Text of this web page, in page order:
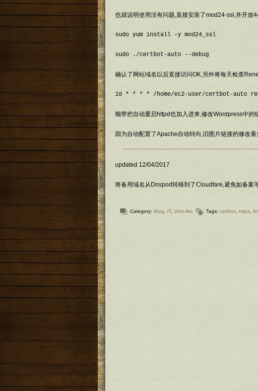
也就说明使用没有问题,直接安装了mod24-ssl,并开放
sudo yum install -y mod24_ssl
sudo ./certbot-auto --debug
确认了网站域名以后直接访问OK,另外将每天检查
10 * * * * /home/ec2-user/certbot-auto
顺带把自动重启httpd也加入进来,修改Wordpress中的
因为自动配置了Apache自动转向,旧图片链接的修改
updated 12/04/2017
将备用域名从Dnspod转移到了Cloudfare,避免如备案
Category: Blog IT, Unix-like Tags: certbot https